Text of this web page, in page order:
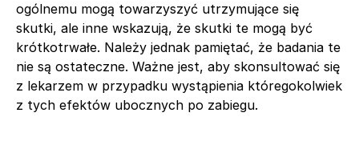
ogólnemu mogą towarzyszyć utrzymujące się
skutki, ale inne wskazują, że skutki te mogą być
krótkotrwałe. Należy jednak pamiętać, że badania te
nie są ostateczne. Ważne jest, aby skonsultować się
z lekarzem w przypadku wystąpienia któregokolwiek
z tych efektów ubocznych po zabiegu.